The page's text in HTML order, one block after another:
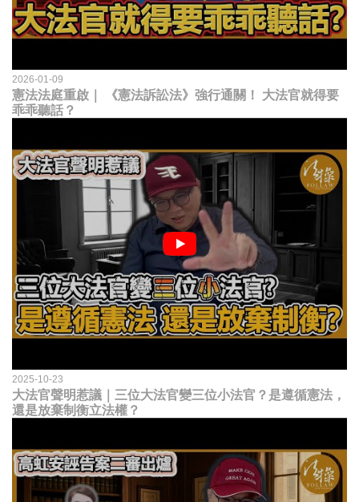
2026-01-09
憲法法庭重啟｜ 《憲法訴訟法》強行通關！ 大法官就得要
乖乖聽話？
2025-10-23
大法官聲明惹議｜三位大法官變三位小法官？是遵循憲法，
還是放棄制衡立法權？